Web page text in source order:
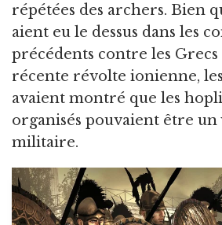
répétées des archers. Bien
aient eu le dessus dans les
précédents contre les Grecs
récente révolte ionienne,
avaient montré que les
organisés pouvaient être un
militaire.